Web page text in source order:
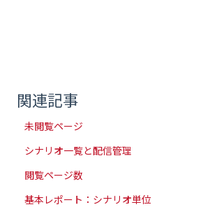
関連記事
未閲覧ページ
シナリオ一覧と配信管理
閲覧ページ数
基本レポート：シナリオ単位